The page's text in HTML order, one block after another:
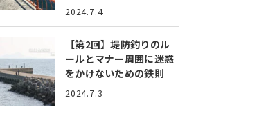
2024.7.4
【第2回】堤防釣りのル
ールとマナー周囲に迷惑
をかけないための鉄則
2024.7.3